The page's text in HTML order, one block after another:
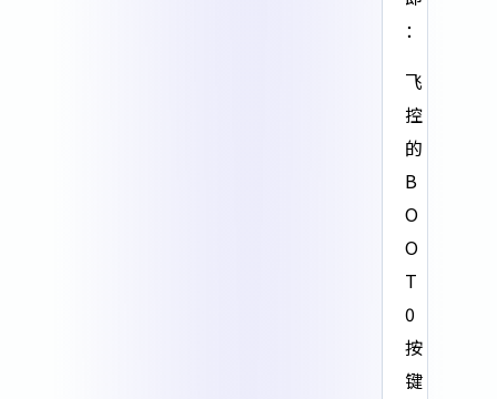
：
飞
控
的
B
O
O
T
0
按
键